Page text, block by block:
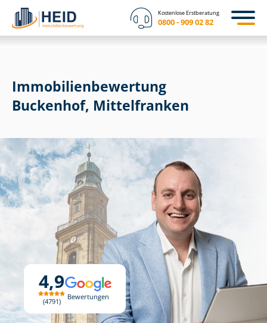
Kostenlose Erstberatung
0800 - 909 02 82
4,9
4791
Bewertungen
Immobilien­bewertung
Buckenhof, Mittelfranken